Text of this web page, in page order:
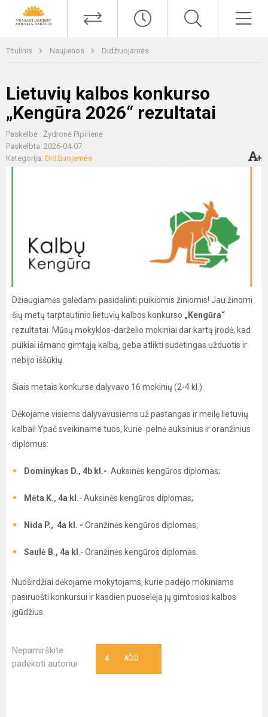
Titulinis Naujienos Didžiuojamės
Lietuvių kalbos konkurso
„Kengūra 2026“ rezultatai
Paskelbė : Žydronė Pipirienė
Paskelbta: 2026-04-07
Kategorija: Didžiuojamės
Džiaugiamės galėdami pasidalinti puikiomis žiniomis! Jau žinomi
šių metų tarptautinio lietuvių kalbos konkurso „Kengūra“
rezultatai. Mūsų mokyklos-darželio mokiniai dar kartą įrodė, kad
puikiai išmano gimtąją kalbą, geba atlikti sudėtingas užduotis ir
nebijo iššūkių.
Šiais metais konkurse dalyvavo 16 mokinių (2-4 kl.).
Dėkojame visiems dalyvavusiems už pastangas ir meilę lietuvių
kalbai! Ypač sveikiname tuos, kurie pelnė auksinius ir oranžinius
diplomus:
Dominykas D., 4b kl.- Auksinės kengūros diplomas;
Mėta K., 4a kl.- Auksinės kengūros diplomas;
Nida P., 4a kl. - Oranžinės kengūros diplomas;
Saulė B., 4a kl .- Oranžinės kengūros diplomas.
Nuoširdžiai dėkojame mokytojams, kurie padėjo mokiniams
pasiruošti konkursui ir kasdien puoselėja jų gimtosios kalbos
įgūdžius.
Nepamirškite
padėkoti autoriui
AČIŪ
4